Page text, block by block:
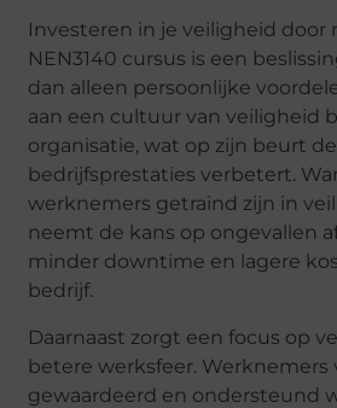
Investeren in je veiligheid door
NEN3140 cursus is een
dan alleen persoonlijke
aan een cultuur van veiligheid
organisatie, wat op zijn beurt
bedrijfsprestaties verbetert.
werknemers getraind zijn in
neemt de kans op ongevallen
minder downtime en lagere
bedrijf.
Daarnaast zorgt een focus op
betere werksfeer. Werknemers
gewaardeerd en ondersteund